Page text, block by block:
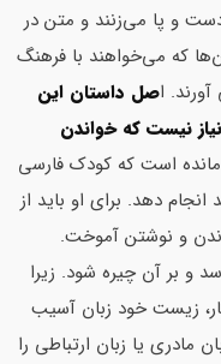
و پا می‌زنند و متن در
که می‌خواهند با فرهنگ
اصل داستان این
نیست که خواندن
مانده است که کودک فارسی
انجام دهد. برای او باید از
و نوشتن آموخت.
و بر آن چیره شود. زیرا
زیست خود زبان آسیب
یا زبان ارتباطی را